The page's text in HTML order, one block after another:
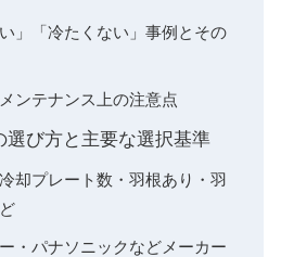
」「冷たくない」事例とその
ンテナンス上の注意点
選び方と主要な選択基準
却プレート数・羽根あり・羽
・パナソニックなどメーカー